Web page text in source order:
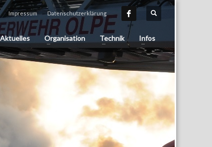
Impressum Datenschutzerklärung
Aktuelles Organisation Technik Infos